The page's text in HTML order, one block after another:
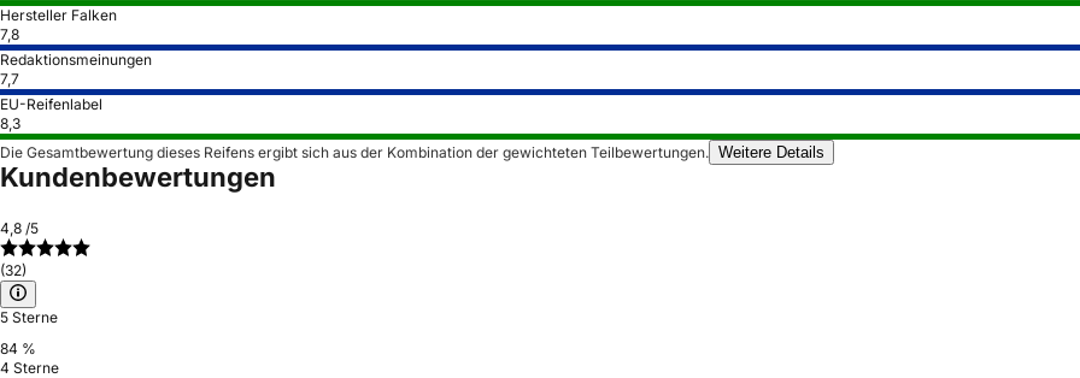
Hersteller Falken
7,8
Redaktionsmeinungen
7,7
EU-Reifenlabel
8,3
Die Gesamtbewertung dieses Reifens ergibt sich aus der Kombination der gewichteten Teilbewertungen. Weitere Details
Kundenbewertungen
4,8 /5
(32)
5 Sterne
84 %
4 Sterne